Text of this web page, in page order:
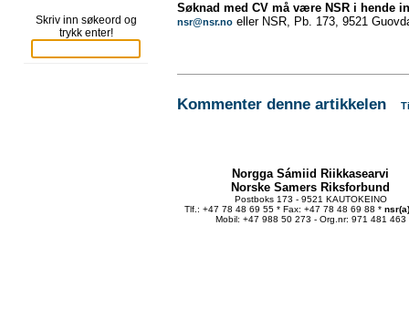
Skriv inn søkeord og
trykk enter!
Søknad med CV må være NSR i hende
nsr@nsr.no eller NSR, Pb. 173, 9521
Kommenter denne artikkelen
Norgga Sámiid Riikkasearvi
Norske Samers Riksforbund
Postboks 173 - 9521 KAUTOKEINO
Tlf.: +47 78 48 69 55 * Fax: +47 78 48 69 88 *
Mobil: +47 988 50 273 - Org.nr: 971 481 463